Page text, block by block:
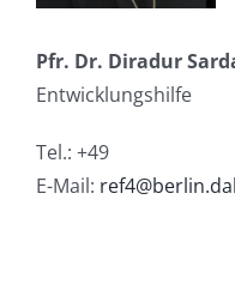
Pfr. Dr. Diradur
Entwicklungshilfe
Tel.: +49
E-Mail: